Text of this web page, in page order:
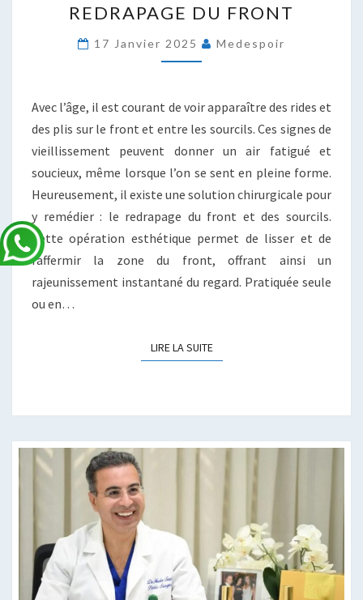
DU
REDRAPAGE DU FRONT
17 Janvier 2025 Medespoir
Avec l’âge, il est courant de voir apparaître des rides et
des plis sur le front et entre les sourcils. Ces signes de
vieillissement peuvent donner un air fatigué et
soucieux, même lorsque l’on se sent en pleine forme.
Heureusement, il existe une solution chirurgicale pour
y remédier : le redrapage du front et des sourcils.
Cette opération esthétique permet de lisser et de
raffermir la zone du front, offrant ainsi un
rajeunissement instantané du regard. Pratiquée seule
ou en…
LIRE LA SUITELIRE LA SUITE